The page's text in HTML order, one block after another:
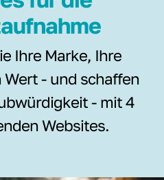
Ihre Marke, Ihre
- und schaffen
- mit 4
Websites.